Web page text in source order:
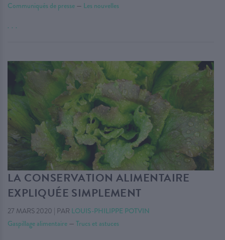
Communiqués de presse — Les nouvelles
. . .
LA CONSERVATION ALIMENTAIRE
EXPLIQUÉE SIMPLEMENT
27 MARS 2020 | PAR LOUIS-PHILIPPE POTVIN
Gaspillage alimentaire — Trucs et astuces